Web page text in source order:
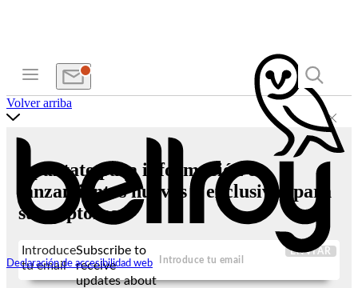
Declaración de accesibilidad web
Volver arriba
Apúntate para información de
lanzamientos nuevos y exclusivas para
suscriptores
Introduce
tu email
Subscribe to
receive
updates about
ENVIAR